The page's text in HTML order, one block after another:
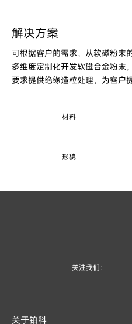
解决方案
可根据客户的需求，从软磁粉末
多维度定制化开发软磁合金粉末
要求提供绝缘造粒处理，为客户
材料
形貌
关注我们：
关于铂科